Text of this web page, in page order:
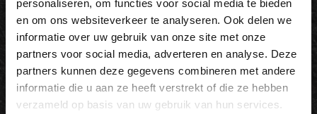
personaliseren, om functies voor social media te bieden
en om ons websiteverkeer te analyseren. Ook delen we
informatie over uw gebruik van onze site met onze
partners voor social media, adverteren en analyse. Deze
partners kunnen deze gegevens combineren met andere
informatie die u aan ze heeft verstrekt of die ze hebben
verzameld op basis van uw gebruik van hun services.